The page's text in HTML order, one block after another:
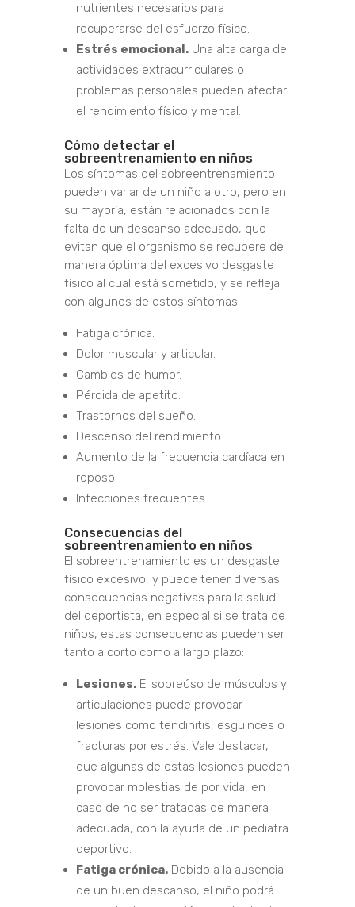
nutrientes necesarios para
recuperarse del esfuerzo físico.
Estrés emocional.Una alta carga de
actividades extracurriculares o
problemas personales pueden afectar
el rendimiento físico y mental.
Cómo detectar el
sobreentrenamiento en niños
Los síntomas del sobreentrenamiento
pueden variar de un niño a otro, pero en
su mayoría, están relacionados con la
falta de un descanso adecuado, que
evitan que el organismo se recupere de
manera óptima del excesivo desgaste
físico al cual está sometido, y se refleja
con algunos de estos síntomas:
Fatiga crónica.
Dolor muscular y articular.
Cambios de humor.
Pérdida de apetito.
Trastornos del sueño.
Descenso del rendimiento.
Aumento de la frecuencia cardíaca en
reposo.
Infecciones frecuentes.
Consecuencias del
sobreentrenamiento en niños
El sobreentrenamiento es un desgaste
físico excesivo, y puede tener diversas
consecuencias negativas para la salud
del deportista, en especial si se trata de
niños, estas consecuencias pueden ser
tanto a corto como a largo plazo:
Lesiones.El sobreúso de músculos y
articulaciones puede provocar
lesiones como tendinitis, esguinces o
fracturas por estrés. Vale destacar,
que algunas de estas lesiones pueden
provocar molestias de por vida, en
caso de no ser tratadas de manera
adecuada, con la ayuda de un pediatra
deportivo.
Fatiga crónica.Debido a la ausencia
de un buen descanso, el niño podrá